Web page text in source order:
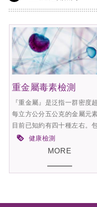
重金屬毒素檢測
『重金屬』是泛指一群密度
每立方公分五公克的金屬元
目前已知約有四十種左右。
括：汞、金、鉻、銅、鎘、鋅
鉛等。至於砷雖然是非金屬，
性質，所以一般都合併在重
健康檢測
MORE